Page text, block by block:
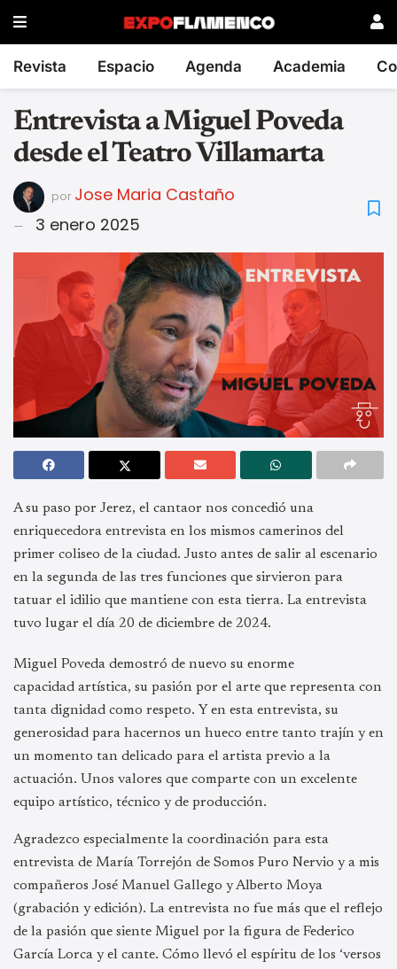
Revista Espacio Agenda Academia
Entrevista a Miguel Poveda
desde el Teatro Villamarta
por Jose Maria Castaño
3 enero 2025
A su paso por Jerez, el cantaor nos concedió una
enriquecedora entrevista en los mismos camerinos del
primer coliseo de la ciudad. Justo antes de salir al escenario
en la segunda de las tres funciones que sirvieron para
tatuar el idilio que mantiene con esta tierra. La entrevista
tuvo lugar el día 20 de diciembre de 2024.
Miguel Poveda demostró de nuevo su enorme
capacidad artística, su pasión por el arte que representa con
tanta dignidad como respeto. Y en esta entrevista, su
generosidad para hacernos un hueco entre tanto trajín y en
un momento tan delicado para el artista previo a la
actuación. Unos valores que comparte con un excelente
equipo artístico, técnico y de producción.
Agradezco especialmente la coordinación para esta
entrevista de María Torrejón de Somos Puro Nervio y a mis
compañeros José Manuel Gallego y Alberto Moya
(grabación y edición). La entrevista no fue más que el reflejo
de la pasión que siente Miguel por la figura de Federico
García Lorca y el cante. Cómo llevó el espíritu de los ‘versos